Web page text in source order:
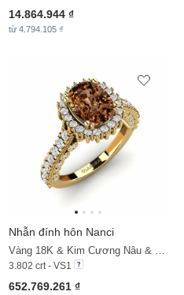
14.864.944 ₫
từ 4.794.105 ₫
Nhẫn đính hôn Nanci
3.802 crt - VS1
652.769.261 ₫